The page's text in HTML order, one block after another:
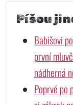
Píšou
Babišovi
první
nádherná
Poprvé po